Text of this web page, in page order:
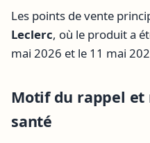
Les points de vente
Leclerc, où le produit a
mai 2026 et le 11 mai
Motif du rappel et
santé